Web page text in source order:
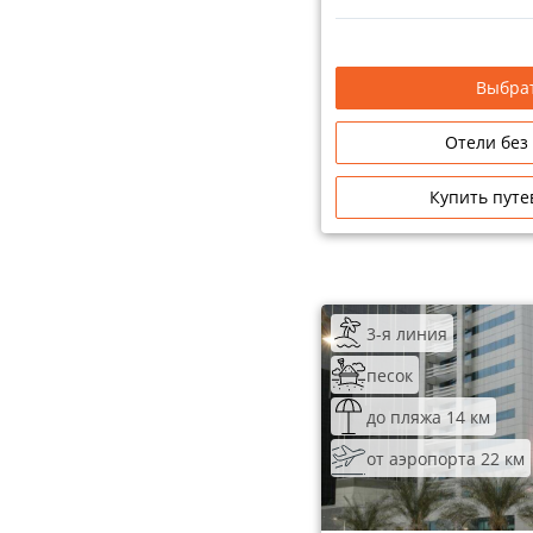
Отели без
Купить
3-я линия
песок
до пляжа 14 км
от аэропорта 22 км